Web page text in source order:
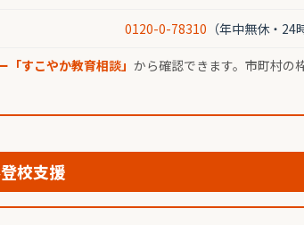
0120-0-78310 （年中無休・24
すこやか教育相談」 から確認できます。市町村の
校支援